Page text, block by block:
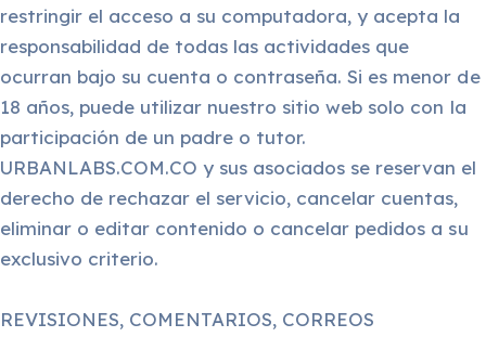
restringir el acceso a su computadora, y acepta la
responsabilidad de todas las actividades que
ocurran bajo su cuenta o contraseña. Si es menor de
18 años, puede utilizar nuestro sitio web solo con la
participación de un padre o tutor.
URBANLABS.COM.CO y sus asociados se reservan el
derecho de rechazar el servicio, cancelar cuentas,
eliminar o editar contenido o cancelar pedidos a su
exclusivo criterio.
REVISIONES, COMENTARIOS, CORREOS